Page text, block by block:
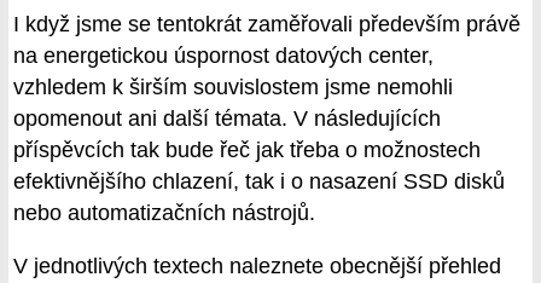
I když jsme se tentokrát zaměřovali především právě
na energetickou úspornost datových center,
vzhledem k širším souvislostem jsme nemohli
opomenout ani další témata. V následujících
příspěvcích tak bude řeč jak třeba o možnostech
efektivnějšího chlazení, tak i o nasazení SSD disků
nebo automatizačních nástrojů.
V jednotlivých textech naleznete obecnější přehled